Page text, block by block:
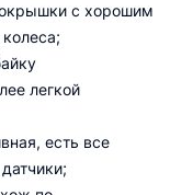
с хорошим
легкой
есть все